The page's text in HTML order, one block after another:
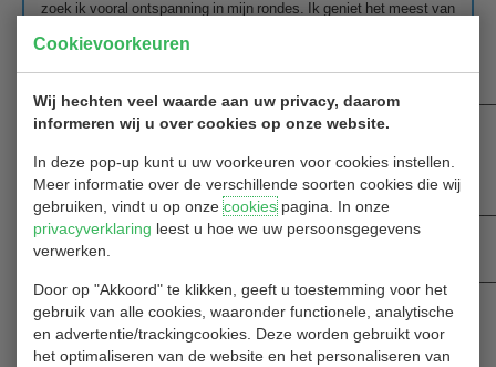
Cookievoorkeuren
Wij hechten veel waarde aan uw privacy, daarom
informeren wij u over cookies op onze website.
In deze pop-up kunt u uw voorkeuren voor cookies instellen.
Meer informatie over de verschillende soorten cookies die wij
gebruiken, vindt u op onzecookiespagina. In onze
privacyverklaring leest u hoe we uw persoonsgegevens
verwerken.
Door op "Akkoord" te klikken, geeft u toestemming voor het
gebruik van alle cookies, waaronder functionele, analytische
en advertentie/trackingcookies. Deze worden gebruikt voor
het optimaliseren van de website en het personaliseren van
zoek ik vooral ontspanning in mijn rondes. Ik geniet het meest van
samenwerking met je partner centraal staat. Het gezamenlijke
spel en het elkaar aanvullen vind ik een leuke uitdaging.
Welke hole vind jij het mooist op Hitland?
halen dat de bal met een goede tweede slag net voor het water
komt te liggen.
Wat is je huidige handicap?
19,8
Heb je nog ambitie in golf, of vind je het wel prima zo?
Geen enkele ambitie, het is wel heel leuk om onder handicap 20 te
zijn nu, maar dat is het wel.